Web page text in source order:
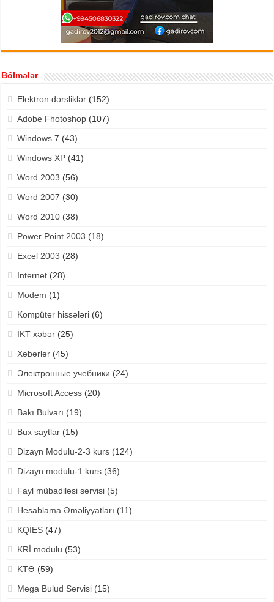
Bölmələr
Elektron dərsliklər(152)
Adobe Fhotoshop(107)
Windows 7 (43)
Windows XP(41)
Word 2003 (56)
Word 2007 (30)
Word 2010(38)
Power Point 2003 (18)
Excel 2003 (28)
Internet(28)
Modem (1)
Kompüter hissələri(6)
İKT xəbər(25)
Xəbərlər(45)
Электронные учебники (24)
Microsoft Access(20)
Bakı Bulvarı (19)
Bux saytlar(15)
Dizayn Modulu-2-3 kurs(124)
Dizayn modulu-1 kurs(36)
Fayl mübadiləsi servisi(5)
Hesablama Əməliyyatları (11)
KQİES(47)
KRİ modulu (53)
KTƏ (59)
Mega Bulud Servisi(15)